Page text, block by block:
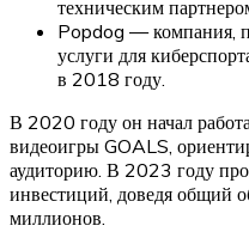
техническим
Popdog — компания,
услуги для
в 2018 году.
В 2020 году он начал
видеоигры GOALS,
аудиторию. В 2023 году
инвестиций, доведя общий
миллионов.